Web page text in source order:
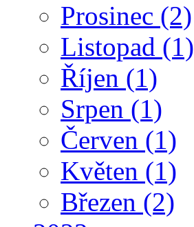
Prosinec (2)
Listopad (1)
Říjen (1)
Srpen (1)
Červen (1)
Květen (1)
Březen (2)